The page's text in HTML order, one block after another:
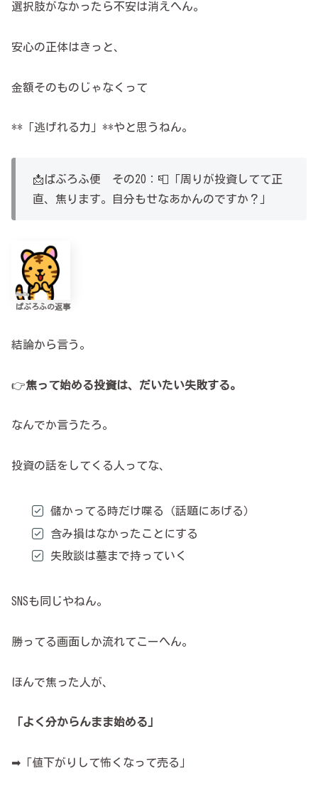
選択肢がなかったら不安は消えへん。
安心の正体はきっと、
金額そのものじゃなくって
**「逃げれる力」**やと思うねん。
📩ぱぶろふ便 その20：📮「周りが投資してて正
直、焦ります。自分もせなあかんのですか？」
ぱぶろふの返事
結論から言う。
👉焦って始める投資は、だいたい失敗する。
なんでか言うたろ。
投資の話をしてくる人ってな、
儲かってる時だけ喋る（話題にあげる）
含み損はなかったことにする
失敗談は墓まで持っていく
SNSも同じやねん。
勝ってる画面しか流れてこーへん。
ほんで焦った人が、
「よく分からんまま始める」
➡「値下がりして怖くなって売る」